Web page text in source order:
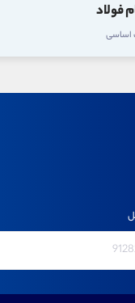
فاسمین
اساسی